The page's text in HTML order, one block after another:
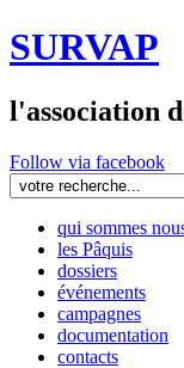
SURVAP
l'association
Follow via facebook
qui sommes
les Pâquis
dossiers
événements
campagnes
documentation
contacts